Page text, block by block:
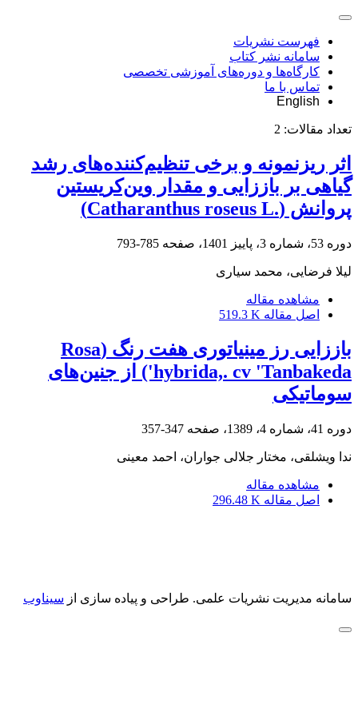
فهرست نشریات
سامانه نشر کتاب
کارگاه‌ها و دوره‌های آموزشی تخصصی
تماس با ما
English
تعداد مقالات: 2
اثر ریزنمونه و برخی تنظیم‌کننده‌های رشد
گیاهی بر باززایی و مقدار وین‌کریستین
پروانش ‏‏(‏Catharanthus roseus L.‎‏)‏
دوره 53، شماره 3، پاییز 1401، صفحه 785-793
لیلا فرضایی، محمد سیاری
مشاهده مقاله
اصل مقاله 519.3 K
باززایی رز مینیاتوری هفت رنگ (Rosa
hybrida,. cv 'Tanbakeda') از جنین‌های
سوماتیکی
دوره 41، شماره 4، 1389، صفحه 347-357
ندا ویشلقی، مختار جلالی جواران، احمد معینی
مشاهده مقاله
اصل مقاله 296.48 K
سامانه مدیریت نشریات علمی. طراحی و پیاده سازی از سیناوب